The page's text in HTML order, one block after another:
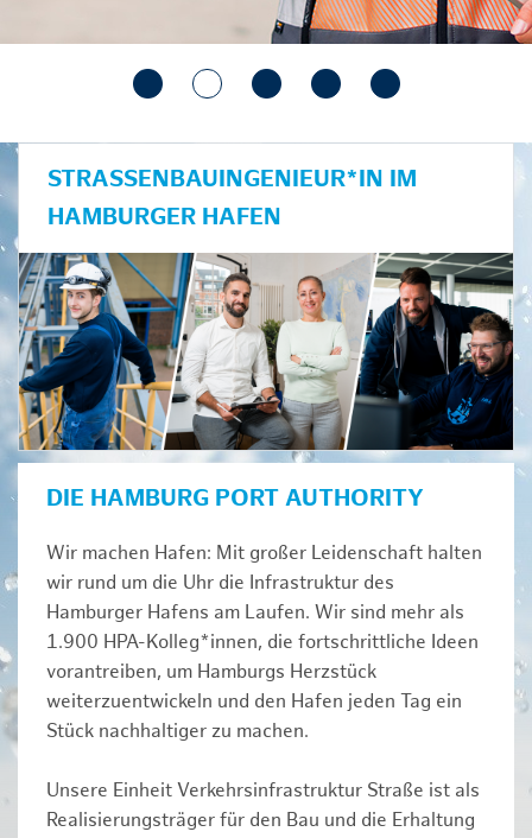
STRASSENBAUINGENIEUR*IN IM H
AMBURGER HAFEN
DIE HAMBURG PORT AUTHORITY
Wir machen Hafen: Mit großer Leidenschaft halten
wir rund um die Uhr die Infrastruktur des
Hamburger Hafens am Laufen. Wir sind mehr als
1.900 HPA-Kolleg*innen, die fortschrittliche Ideen
vorantreiben, um Hamburgs Herzstück
weiterzuentwickeln und den Hafen jeden Tag ein
Stück nachhaltiger zu machen.
Unsere Einheit Verkehrsinfrastruktur Straße ist als
Realisierungsträger für den Bau und die Erhaltung